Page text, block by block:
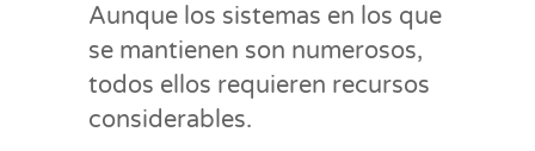
Aunque los sistemas en los que
se mantienen son numerosos,
todos ellos requieren recursos
considerables.